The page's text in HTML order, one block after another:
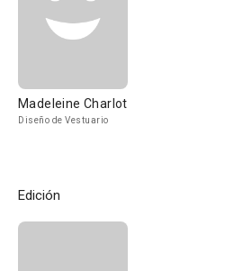
Madeleine Charlot
Diseño de Vestuario
Edición